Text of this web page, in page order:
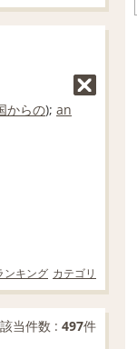
からの); an
ンキング カテゴリ
該当件数 : 497件